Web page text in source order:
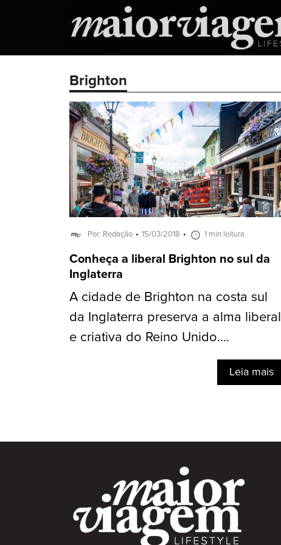
Brighton
Por: Redação 15/03/2018 1 min leitura
Conheça a liberal Brighton no sul da
Inglaterra
A cidade de Brighton na costa sul
da Inglaterra preserva a alma liberal
e criativa do Reino Unido....
Leia mais